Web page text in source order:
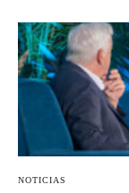
NOTICIAS